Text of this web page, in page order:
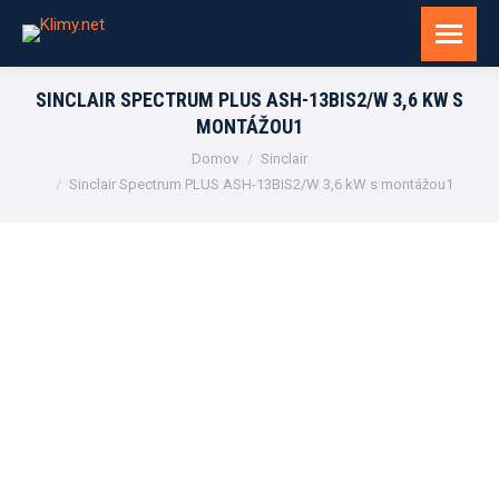
SINCLAIR SPECTRUM PLUS ASH-13BIS2/W 3,6 KW S
MONTÁŽOU1
Domov
Sinclair
Sinclair Spectrum PLUS ASH-13BIS2/W 3,6 kW s montážou1